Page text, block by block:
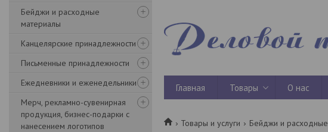
Бейджи и расходные
материалы
Канцелярские принадлежности
Письменные принадлежности
Ежедневники и еженедельники
Мерч, рекламно-сувенирная
продукция, бизнес-подарки с
нанесением логотипов
Главная Товары О нас
Товары и услуги Бейджи и